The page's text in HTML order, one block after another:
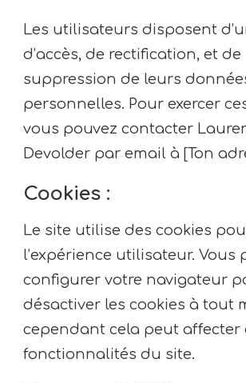
Les utilisateurs disposent
d’accès, de rectification, et de
suppression de leurs
personnelles. Pour exercer
vous pouvez contacter
Devolder par email à [Ton
Cookies :
Le site utilise des cookies
l’expérience utilisateur. Vous
configurer votre navigateur
désactiver les cookies à tout
cependant cela peut affecter
fonctionnalités du site.